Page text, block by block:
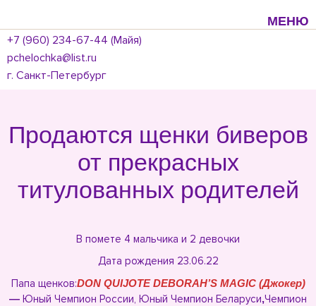
МЕНЮ
+7 (960) 234-67-44 (Майя)
pchelochka@list.ru
г. Санкт-Петербург
Продаются щенки биверов
от прекрасных
титулованных родителей
В помете 4 мальчика и 2 девочки
Дата рождения 23.06.22
Папа щенков:DON QUIJOTE DEBORAH’S MAGIC (Джокер)
— Юный Чемпион России, Юный Чемпион Беларуси,Чемпион